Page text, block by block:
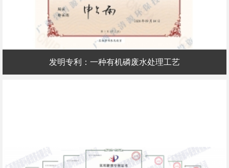
发明专利：一种有机磷废水处理工艺